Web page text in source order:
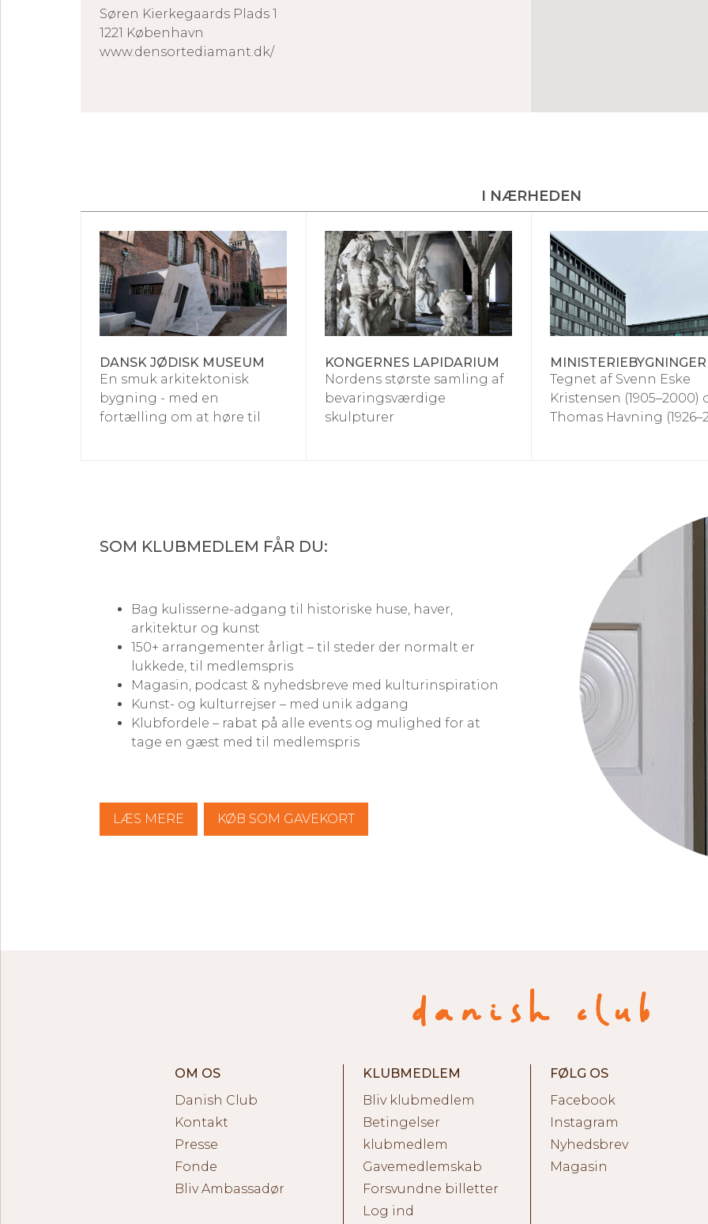
Søren Kierkegaards Plads 1
1221 København
www.densortediamant.dk/
I NÆRHEDEN
DANSK JØDISK MUSEUM
En smuk arkitektonisk
bygning - med en
fortælling om at høre til
KONGERNES LAPIDARIUM
Nordens største samling af
bevaringsværdige
skulpturer
Tegnet af Svenn Eske
Kristensen (1905–2000)
Thomas Havning
SOM KLUBMEDLEM FÅR DU:
Bag kulisserne-adgang til historiske huse, haver,
arkitektur og kunst
150+ arrangementer årligt – til steder der normalt er
lukkede, til medlemspris
Magasin, podcast & nyhedsbreve med kulturinspiration
Kunst- og kulturrejser – med unik adgang
Klubfordele – rabat på alle events og mulighed for at
tage en gæst med til medlemspris
LÆS MERE KØB SOM GAVEKORT
OM OS
Danish Club
Kontakt
Presse
Fonde
Bliv Ambassadør
KLUBMEDLEM
Bliv klubmedlem
Betingelser
klubmedlem
Gavemedlemskab
Forsvundne billetter
Log ind
FØLG OS
Facebook
Instagram
Nyhedsbrev
Magasin